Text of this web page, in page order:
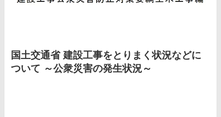
国土交通省 建設工事をとりまく状況などに
ついて ～公衆災害の発生状況～